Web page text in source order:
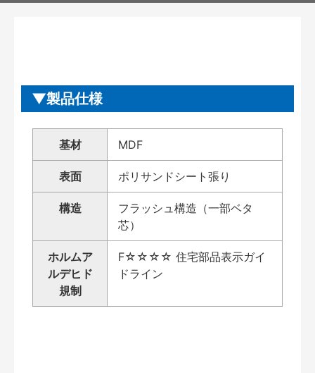
製品仕様
基材 MDF
表面 ポリサンドシート張り
構造
フラッシュ構造（一部ベタ
芯）
ホルムア
ルデヒド
規制
F☆☆☆☆ 住宅部品表示ガイ
ドライン